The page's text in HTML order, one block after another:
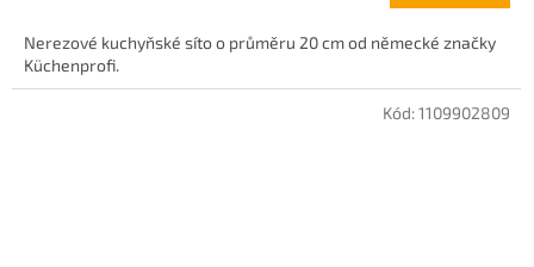
z
5
hvězdiček.
Nerezové kuchyňské síto o průměru 20 cm od německé značky
Küchenprofi.
Kód:1109902809